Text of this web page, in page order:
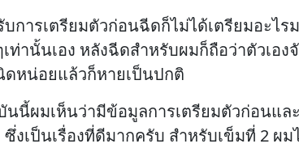
บการเตรียมตัวก่อนฉีดก็ไม่ได้เตรียมอะ
เท่านั้นเอง หลังฉีดสำหรับผมก็ถือว่าตัวเ
หน่อยแล้วก็หายเป็นปกติ
นนี้ผมเห็นว่ามีข้อมูลการเตรียมตัวก่อนแ
ซึ่งเป็นเรื่องที่ดีมากครับ สำหรับเข็มที่ 2